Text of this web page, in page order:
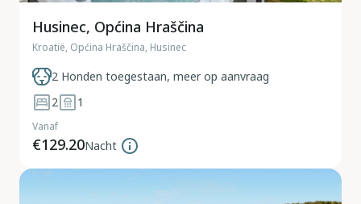
Husinec, Općina Hraščina
Kroatië, Općina Hraščina, Husinec
2 Honden toegestaan, meer op aanvraag
2
1
Vanaf
€129.20Nacht